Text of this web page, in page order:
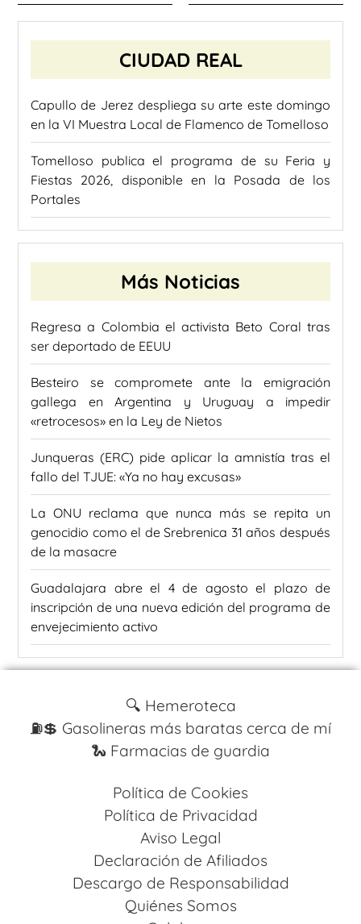
CIUDAD REAL
Capullo de Jerez despliega su arte este domingo
en la VI Muestra Local de Flamenco de Tomelloso
Tomelloso publica el programa de su Feria y
Fiestas 2026, disponible en la Posada de los
Portales
Más Noticias
Regresa a Colombia el activista Beto Coral tras
ser deportado de EEUU
Besteiro se compromete ante la emigración
gallega en Argentina y Uruguay a impedir
«retrocesos» en la Ley de Nietos
Junqueras (ERC) pide aplicar la amnistía tras el
fallo del TJUE: «Ya no hay excusas»
La ONU reclama que nunca más se repita un
genocidio como el de Srebrenica 31 años después
de la masacre
Guadalajara abre el 4 de agosto el plazo de
inscripción de una nueva edición del programa de
envejecimiento activo
🔍 Hemeroteca
⛽️💲 Gasolineras más baratas cerca de mí
🐍 Farmacias de guardia
Política de Cookies
Política de Privacidad
Aviso Legal
Declaración de Afiliados
Descargo de Responsabilidad
Quiénes Somos